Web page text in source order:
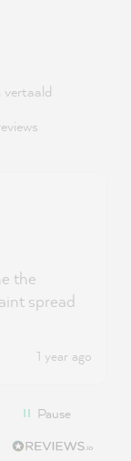
vertaald
the
spread
1 year ago
Pause